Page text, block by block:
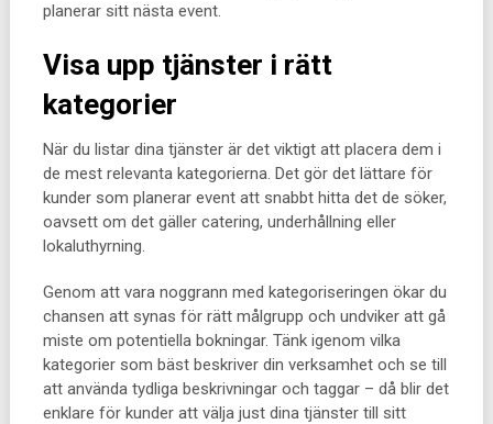
planerar sitt nästa event.
Visa upp tjänster i rätt
kategorier
När du listar dina tjänster är det viktigt att placera dem i
de mest relevanta kategorierna. Det gör det lättare för
kunder som planerar event att snabbt hitta det de söker,
oavsett om det gäller catering, underhållning eller
lokaluthyrning.
Genom att vara noggrann med kategoriseringen ökar du
chansen att synas för rätt målgrupp och undviker att gå
miste om potentiella bokningar. Tänk igenom vilka
kategorier som bäst beskriver din verksamhet och se till
att använda tydliga beskrivningar och taggar – då blir det
enklare för kunder att välja just dina tjänster till sitt